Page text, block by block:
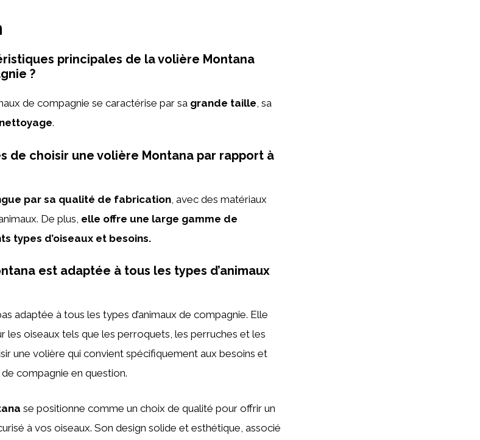
principales de la volière Montana
?
de compagnie se caractérise par sa grande taille, sa
.
de choisir une volière Montana par rapport à
par sa qualité de fabrication , avec des matériaux
De plus, elle offre une large gamme de
types d’oiseaux et besoins.
est adaptée à tous les types d’animaux
adaptée à tous les types d’animaux de compagnie. Elle
les oiseaux tels que les perroquets, les perruches et les
une volière qui convient spécifiquement aux besoins et
de compagnie en question.
se positionne comme un choix de qualité pour offrir un
à vos oiseaux. Son design solide et esthétique, associé